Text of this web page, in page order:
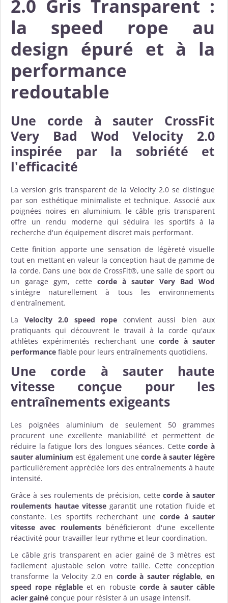
2.0 Gris Transparent :
la speed rope au
design épuré et à la
performance
redoutable
Une corde à sauter CrossFit
Very Bad Wod Velocity 2.0
inspirée par la sobriété et
l'efficacité
La version gris transparent de la Velocity 2.0 se distingue
par son esthétique minimaliste et technique. Associé aux
poignées noires en aluminium, le câble gris transparent
offre un rendu moderne qui séduira les sportifs à la
recherche d'un équipement discret mais performant.
Cette finition apporte une sensation de légèreté visuelle
tout en mettant en valeur la conception haut de gamme de
la corde. Dans une box de CrossFit®, une salle de sport ou
un garage gym, cette corde à sauter Very Bad Wod
s'intègre naturellement à tous les environnements
d'entraînement.
La Velocity 2.0 speed rope convient aussi bien aux
pratiquants qui découvrent le travail à la corde qu'aux
athlètes expérimentés recherchant unecorde à sauter
performance fiable pour leurs entraînements quotidiens.
Une corde à sauter haute
vitesse conçue pour les
entraînements exigeants
Les poignées aluminium de seulement 50 grammes
procurent une excellente maniabilité et permettent de
réduire la fatigue lors des longues séances. Cettecorde à
sauter aluminium est également une corde à sauter légère
particulièrement appréciée lors des entraînements à haute
intensité.
Grâce à ses roulements de précision, cettecorde à sauter
roulements hautae vitesse garantit une rotation fluide et
constante. Les sportifs recherchant unecorde à sauter
vitesse avec roulementsbénéficieront d'une excellente
réactivité pour travailler leur rythme et leur coordination.
Le câble gris transparent en acier gainé de 3 mètres est
facilement ajustable selon votre taille. Cette conception
transforme la Velocity 2.0 en corde à sauter réglable, en
speed rope réglable et en robuste corde à sauter câble
acier gainé conçue pour résister à un usage intensif.